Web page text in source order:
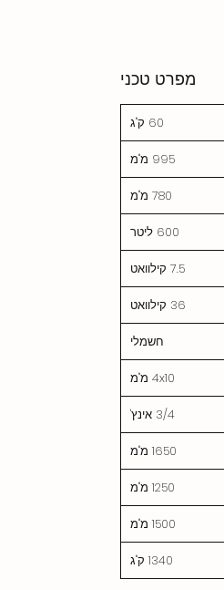
מפרט טכני
60 ק"ג
995 מ"מ
780 מ"מ
600 ליטר
7.5 קילוואט
36 קילוואט
חשמלי
4x10 מ"מ
3/4 אינץ'
1650 מ"מ
1250 מ"מ
1500 מ"מ
1340 ק"ג